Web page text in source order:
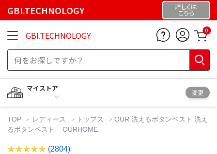
GBI.TECHNOLOGY 詳しくは
こちら
GBI.TECHNOLOGY 0
マイストア
変更
TOP レディース トップス
OUR 洗えるボタンベスト 洗え
るボタンベスト – OURHOME
(2804)